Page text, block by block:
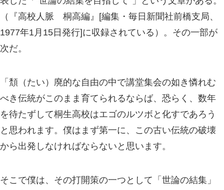
（『高校人脈 桐高編』[編集・毎日新聞社前橋支局、
1977年1月15日発行]に収録されている）。その一部が
次だ。
「頽（たい）廃的な自由の中で講堂集会の如き憐れむ
べき伝統がこのまま育てられるならば、恐らく、数年
を待たずして桐生高校はエゴのルツボと化すであろう
と思われます。僕はまず第一に、この古い伝統の破壊
から出発しなければならないと思います。
そこで僕は、その打開策の一つとして「世論の結集」